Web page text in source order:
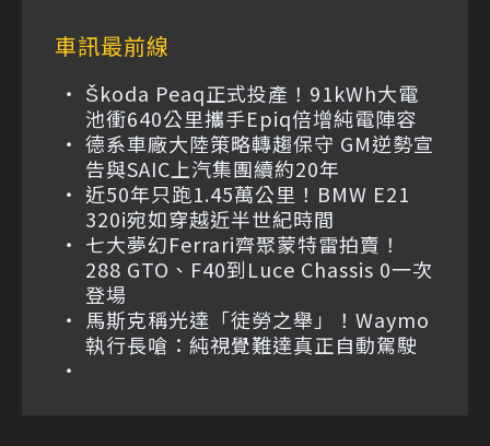
車訊最前線
Škoda Peaq正式投產！91kWh大電
池衝640公里攜手Epiq倍增純電陣容
德系車廠大陸策略轉趨保守 GM逆勢宣
告與SAIC上汽集團續約20年
近50年只跑1.45萬公里！BMW E21
320i宛如穿越近半世紀時間
七大夢幻Ferrari齊聚蒙特雷拍賣！
288 GTO、F40到Luce Chassis 0一次
登場
馬斯克稱光達「徒勞之舉」！Waymo
執行長嗆：純視覺難達真正自動駕駛